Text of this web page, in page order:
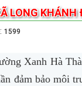
LONG KHÁNH
:1599
Xanh Hà
đảm bảo môi